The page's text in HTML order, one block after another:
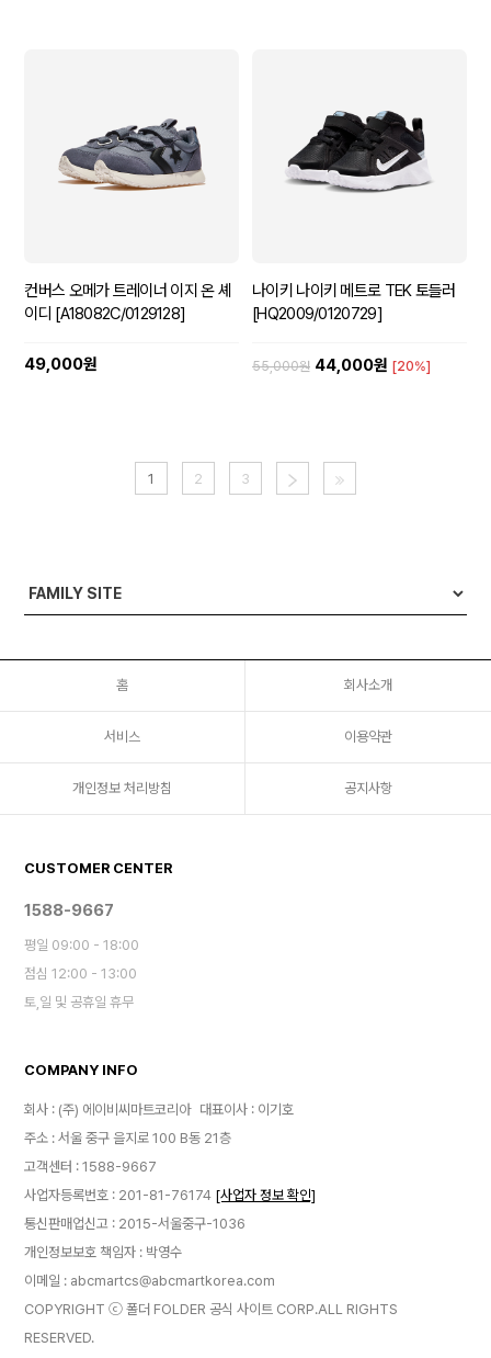
컨버스 오메가 트레이너 이지 온 셰
이디 [A18082C/0129128]
49,000원
나이키 나이키 메트로 TEK 토들러
[HQ2009/0120729]
55,000원 44,000원 [20%]
1 2 3
홈 회사소개
서비스 이용약관
개인정보 처리방침 공지사항
CUSTOMER CENTER
1588-9667
평일 09:00 - 18:00
점심 12:00 - 13:00
토,일 및 공휴일 휴무
COMPANY INFO
회사 : (주) 에이비씨마트코리아 대표이사 : 이기호
주소 : 서울 중구 을지로 100 B동 21층
고객센터 : 1588-9667
사업자등록번호 : 201-81-76174 [사업자 정보 확인]
통신판매업신고 : 2015-서울중구-1036
개인정보보호 책임자 : 박영수
이메일 : abcmartcs@abcmartkorea.com
COPYRIGHT ⓒ 폴더 FOLDER 공식 사이트 CORP.ALL RIGHTS
RESERVED.